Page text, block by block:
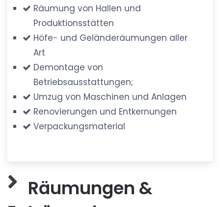
Räumung von Hallen und
Produktionsstätten
Höfe- und Geländeräumungen aller
Art
Demontage von
Betriebsausstattungen;
Umzug von Maschinen und Anlagen
Renovierungen und Entkernungen
Verpackungsmaterial
Räumungen &